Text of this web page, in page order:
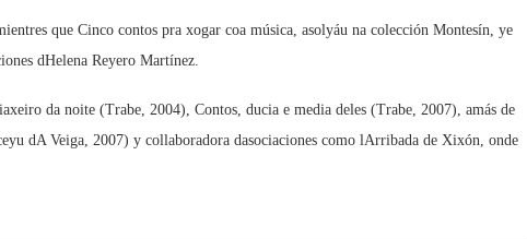
que Cinco contos pra xogar coa música, asolyáu na colección Montesín, ye
dHelena Reyero Martínez.
da noite (Trabe, 2004), Contos, ducia e media deles (Trabe, 2007), amás de
dA Veiga, 2007) y collaboradora dasociaciones como lArribada de Xixón, onde